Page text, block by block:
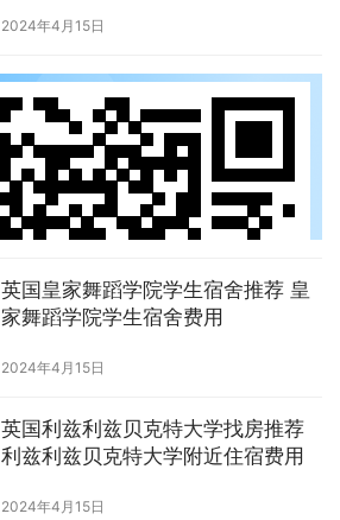
2024年4月15日
英国皇家舞蹈学院学生宿舍推荐 皇
家舞蹈学院学生宿舍费用
2024年4月15日
英国利兹利兹贝克特大学找房推荐
利兹利兹贝克特大学附近住宿费用
2024年4月15日